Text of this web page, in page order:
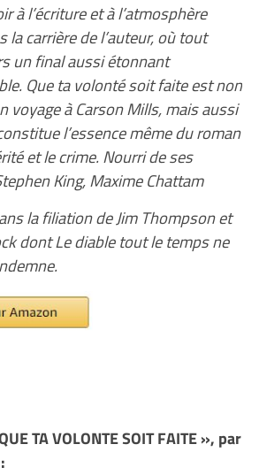
à l’écriture et à l’atmosphère
la carrière de l’auteur, où tout
un final aussi étonnant
Que ta volonté soit faite est non
voyage à Carson Mills, mais aussi
l’essence même du roman
et le crime. Nourri de ses
King, Maxime Chattam
la filiation de Jim Thompson et
dont Le diable tout le temps ne
TA VOLONTE SOIT FAITE », par